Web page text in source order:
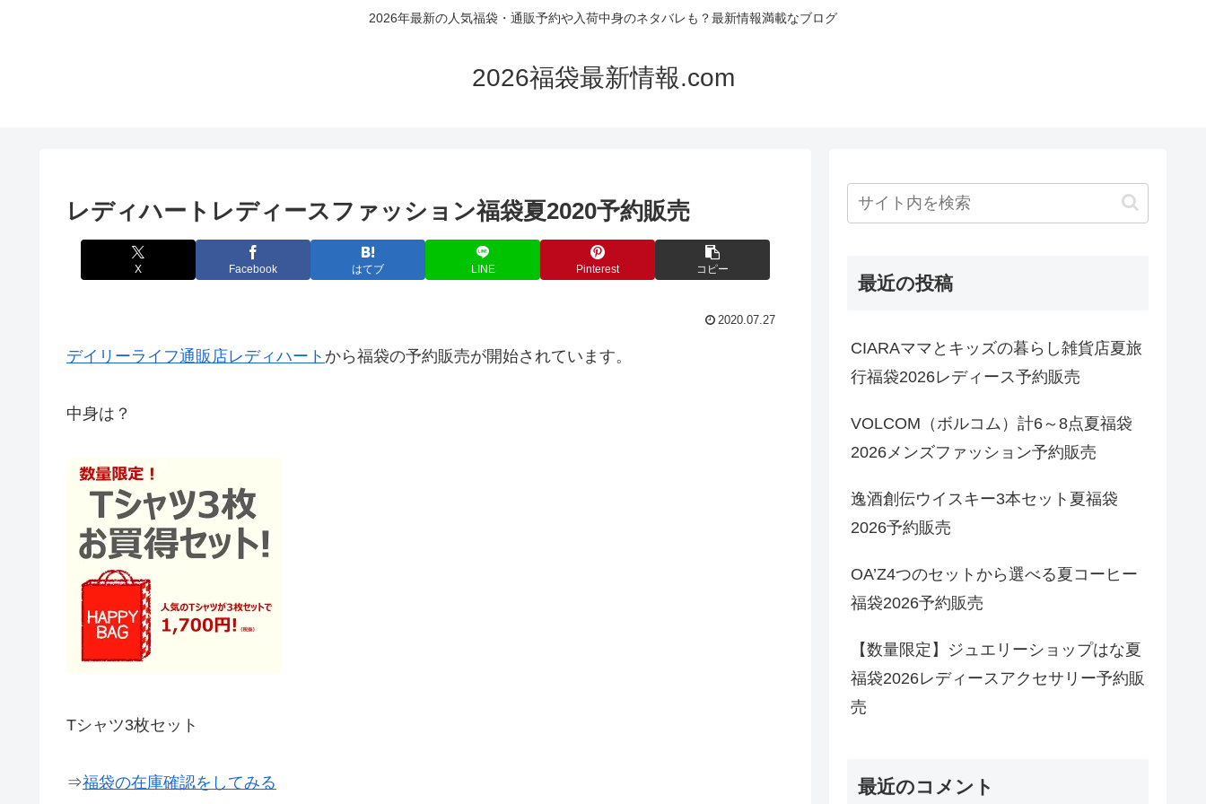
2026年最新の人気福袋・通販予約や入荷中身のネタバレも？最新情報満載なブログ
2026福袋最新情報.com
レディハートレディースファッション福袋夏2020予約販売
X Facebook はてブ LINE Pinterest コピー
2020.07.27
デイリーライフ通販店レディハート から福袋の予約販売が開始されています。
中身は？
Tシャツ3枚セット
⇒福袋の在庫確認をしてみる
最近の投稿
CIARAママとキッズの暮らし雑貨店夏旅
行福袋2026レディース予約販売
VOLCOM（ボルコム）計6～8点夏福袋
2026メンズファッション予約販売
逸酒創伝ウイスキー3本セット夏福袋
2026予約販売
OA’Z4つのセットから選べる夏コーヒー
福袋2026予約販売
【数量限定】ジュエリーショップはな夏
福袋2026レディースアクセサリー予約販
売
最近のコメント